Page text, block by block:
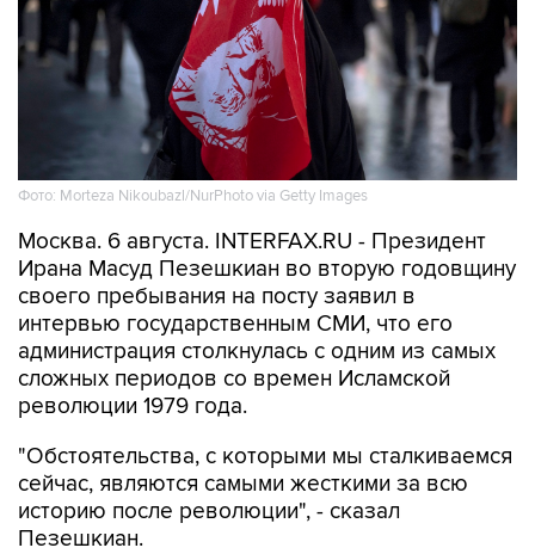
Фото: Morteza Nikoubazl/NurPhoto via Getty Images
Москва. 6 августа. INTERFAX.RU - Президент
Ирана Масуд Пезешкиан во вторую годовщину
своего пребывания на посту заявил в
интервью государственным СМИ, что его
администрация столкнулась с одним из самых
сложных периодов со времен Исламской
революции 1979 года.
"Обстоятельства, с которыми мы сталкиваемся
сейчас, являются самыми жесткими за всю
историю после революции", - сказал
Пезешкиан.